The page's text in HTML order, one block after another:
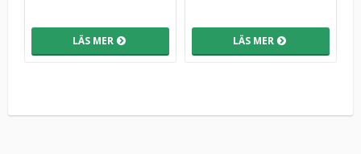
LÄS MER LÄS MER